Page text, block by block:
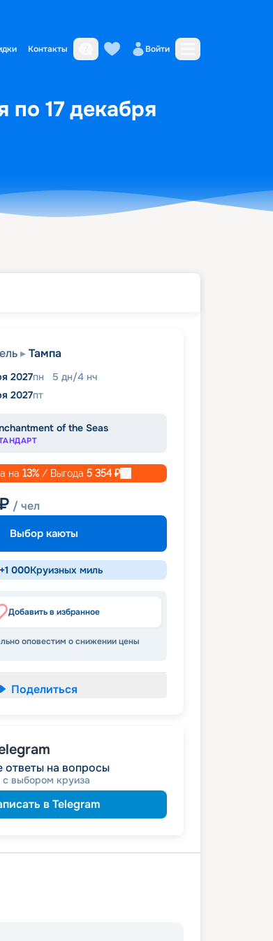
Контакты Войти
по 17 декабря
Тампа
2027пн 5 дн/4 нч
2027пт
of the Seas
на 13% / Выгода 5 354 ₽
/ чел
Выбор каюты
1 000Круизных миль
Добавить в избранное
оповестим о снижении цены
Поделиться
ответы на вопросы
выбором круиза
в Telegram